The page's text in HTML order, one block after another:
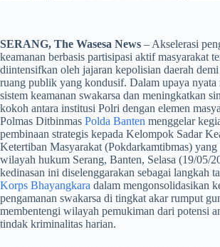
SERANG, The Wasesa News – Akselerasi
keamanan berbasis partisipasi aktif masyarakat
diintensifkan oleh jajaran kepolisian daerah
ruang publik yang kondusif. Dalam upaya nyata
sistem keamanan swakarsa dan meningkatkan
kokoh antara institusi Polri dengan elemen
Polmas Ditbinmas Polda Banten menggelar
pembinaan strategis kepada Kelompok Sadar
Ketertiban Masyarakat (Pokdarkamtibmas) yang
wilayah hukum Serang, Banten, Selasa (19/05/
kedinasan ini diselenggarakan sebagai langkah
Korps Bhayangkara dalam mengonsolidasikan
pengamanan swakarsa di tingkat akar rumput
membentengi wilayah pemukiman dari potensi
tindak kriminalitas harian.